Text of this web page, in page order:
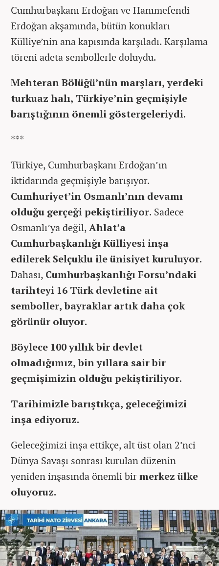
Cumhurbaşkanı Erdoğan ve Hanımefendi
Erdoğan akşamında, bütün konukları
Külliye’nin ana kapısında karşıladı. Karşılama
töreni adeta sembollerle doluydu.
Mehteran Bölüğü’nün marşları, yerdeki
turkuaz halı, Türkiye’nin geçmişiyle
barıştığının önemli göstergeleriydi.
***
Türkiye, Cumhurbaşkanı Erdoğan’ın
iktidarında geçmişiyle barışıyor.
Cumhuriyet’in Osmanlı’nın devamı
olduğu gerçeği pekiştiriliyor. Sadece
Osmanlı’ya değil,Ahlat’a
Cumhurbaşkanlığı Külliyesi inşa
edilerek Selçuklu ile ünisiyet kuruluyor.
Dahası, Cumhurbaşkanlığı Forsu’ndaki
tarihteyi 16 Türk devletine ait
semboller, bayraklar artık daha çok
görünür oluyor.
Böylece 100 yıllık bir devlet
olmadığımız, bin yıllara sair bir
geçmişimizin olduğu pekiştiriliyor.
Tarihimizle barıştıkça, geleceğimizi
inşa ediyoruz.
Geleceğimizi inşa ettikçe, alt üst olan 2’nci
Dünya Savaşı sonrası kurulan düzenin
yeniden inşasında önemli birmerkez ülke
oluyoruz.